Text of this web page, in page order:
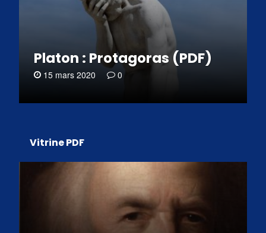
Platon : Protagoras (PDF)
15 mars 2020 0
Vitrine PDF